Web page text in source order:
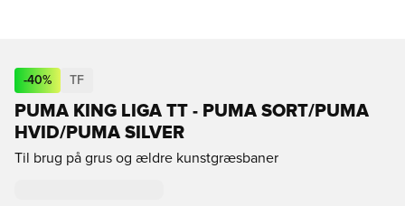
-40% TF
PUMA KING LIGA TT - PUMA SORT/PUMA
HVID/PUMA SILVER
Til brug på grus og ældre kunstgræsbaner